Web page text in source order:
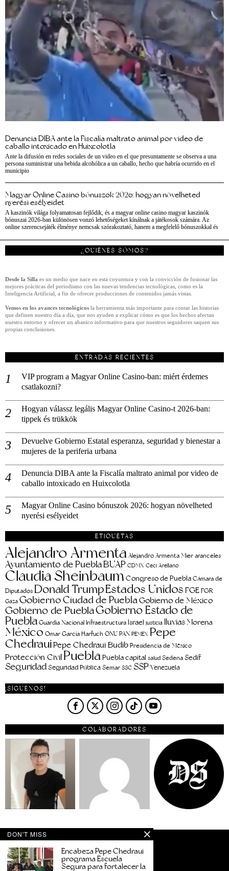
Denuncia DIBA ante la Fiscalía maltrato animal por video de
caballo intoxicado en Huixcolotla
Ante la difusión en redes sociales de un video en el que presuntamente se observa a una
persona suministrar una bebida alcohólica a un caballo, hecho que habría ocurrido en el
municipio
Magyar Online Casino bónuszok 2026: hogyan növelheted
nyerési esélyeidet
A kaszinók világa folyamatosan fejlődik, és a magyar online casino magyar kaszinók
bónuszai 2026-ban különösen vonzó lehetőségeket kínálnak a játékosok számára. Az
online szerencsejáték élménye nemcsak szórakoztató, hanem a megfelelő bónuszokkal és
¿QUIÉNES SÓMOS?
Desde la Silla es un medio que nace en esta coyuntura y con la convicción de fusionar las
mejores prácticas del periodismo con las nuevas tendencias tecnológicas, como es la
Inteligencia Artificial, a fin de ofrecer producciones de contenidos jamás vistas.
Vemos en los avances tecnológicos la herramienta más importante para contar las historias
que definen nuestro día a día, que nos ayuden a explicar cómo es que los hechos afectan
nuestro entorno y ofrecer un abanico informativo para que nuestros seguidores saquen sus
propias conclusiones.
ENTRADAS RECIENTES
VIP program a Magyar Online Casino-ban: miért érdemes
csatlakozni?
Hogyan válassz legális Magyar Online Casino-t 2026-ban:
tippek és trükkök
Devuelve Gobierno Estatal esperanza, seguridad y bienestar a
mujeres de la periferia urbana
Denuncia DIBA ante la Fiscalía maltrato animal por video de
caballo intoxicado en Huixcolotla
Magyar Online Casino bónuszok 2026: hogyan növelheted
nyerési esélyeidet
ETIQUETAS
Alejandro Armenta Alejandro Armenta Mier aranceles
Ayuntamiento de PueblaBUAP CDMX Ceci Arellano
Claudia SheinbaumCongreso de Puebla Cámara de
Diputados Donald TrumpEstados Unidos FGEFGR
Gaza Gobierno Ciudad de PueblaGobierno de México
Gobierno de PueblaGobierno Estado de
PueblaGuardia Nacional Infraestructura Israel justicia lluviasMorena
México Omar García Harfuch ONU PAN PEMEX Pepe
ChedrauiPepe Chedraui BudibPresidencia de México
Protección Civil PueblaPuebla capital salud Sedena Sedif
SeguridadSeguridad Pública Semar SSC SSPVenezuela
¡SÍGUENOS!
COLABORADORES
DON'T MISS
Encabeza Pepe Chedraui
programa Escuela
Segura para fortalecer la